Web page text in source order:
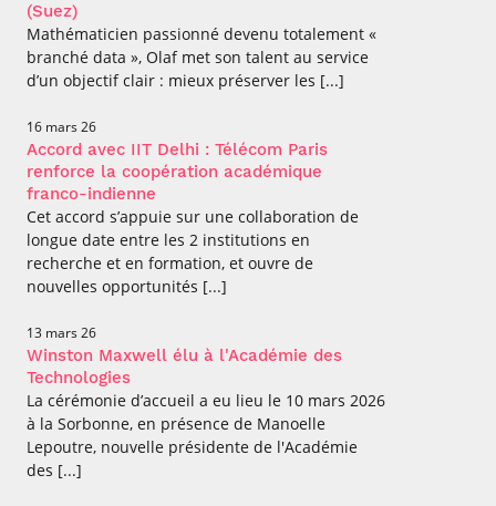
(Suez)
Mathématicien passionné devenu totalement «
branché data », Olaf met son talent au service
d’un objectif clair : mieux préserver les [...]
16 mars 26
Accord avec IIT Delhi : Télécom Paris
renforce la coopération académique
franco-indienne
Cet accord s’appuie sur une collaboration de
longue date entre les 2 institutions en
recherche et en formation, et ouvre de
nouvelles opportunités [...]
13 mars 26
Winston Maxwell élu à l'Académie des
Technologies
La cérémonie d’accueil a eu lieu le 10 mars 2026
à la Sorbonne, en présence de Manoelle
Lepoutre, nouvelle présidente de l'Académie
des [...]